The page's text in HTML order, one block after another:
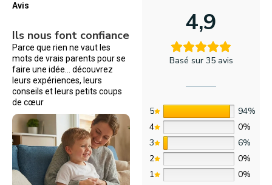
Avis
Ils nous font confiance
Parce que rien ne vaut les
mots de vrais parents pour se
faire une idée… découvrez
leurs expériences, leurs
conseils et leurs petits coups
de cœur
4,9
Basé sur 35 avis
5
94%
4
0%
3
6%
2
0%
1
0%